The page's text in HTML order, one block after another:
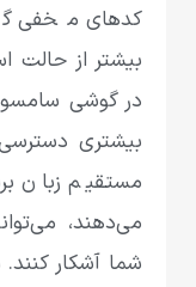
کدهای مخفی
بیشتر از حالت
در گوشی
بیشتری
مستقیم زبان
می‌دهند،
شما آشکار